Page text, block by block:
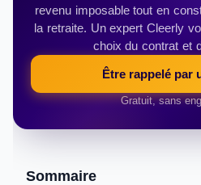
revenu imposable tout en
la retraite. Un expert Cleerly
choix du contrat et
Être rappelé par
Gratuit, sans
Sommaire